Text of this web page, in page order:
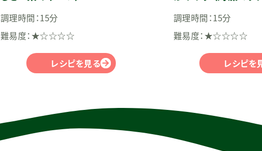
調理時間：15分
難易度：★☆☆☆☆
レシピを見る
ご）
調理時間：15分
難易度：★☆☆☆☆
レシピを